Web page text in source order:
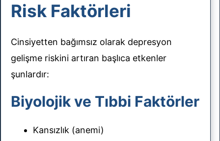
Risk Faktörleri
Cinsiyetten bağımsız olarak depresyon
gelişme riskini artıran başlıca etkenler
şunlardır:
Biyolojik ve Tıbbi Faktörler
Kansızlık (anemi)